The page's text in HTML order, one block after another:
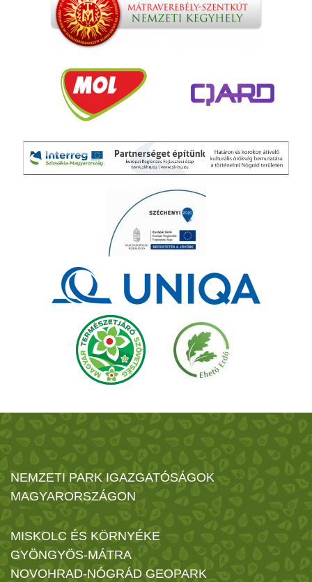
NEMZETI PARK IGAZGATÓSÁGOK
MAGYARORSZÁGON
MISKOLC ÉS KÖRNYÉKE
GYÖNGYÖS-MÁTRA
NOVOHRAD-NÓGRÁD GEOPARK